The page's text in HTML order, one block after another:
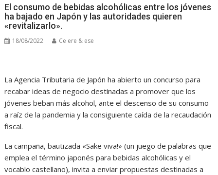
El consumo de bebidas alcohólicas entre los jóvenes
ha bajado en Japón y las autoridades quieren
«revitalizarlo».
18/08/2022 Ce ere & ese
La Agencia Tributaria de Japón ha abierto un concurso para
recabar ideas de negocio destinadas a promover que los
jóvenes beban más alcohol, ante el descenso de su consumo
a raíz de la pandemia y la consiguiente caída de la recaudación
fiscal.
La campaña, bautizada «Sake viva!» (un juego de palabras que
emplea el término japonés para bebidas alcohólicas y el
vocablo castellano), invita a enviar propuestas destinadas a